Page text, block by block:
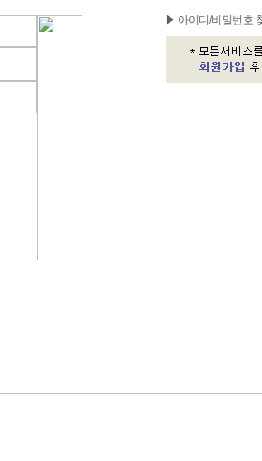
▶ 아이디/비밀번호